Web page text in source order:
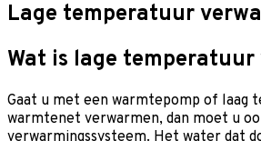
Lage temperatuur
Wat is lage
Gaat u met een warmtepomp of laag
warmtenet verwarmen, dan moet u
verwarmingssysteem. Het water dat